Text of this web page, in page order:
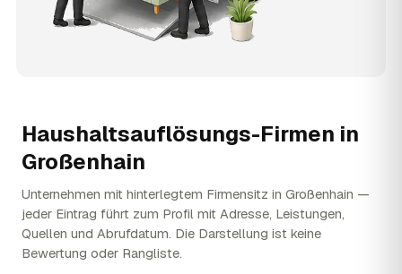
Haushaltsauflösungs-Firmen in
Großenhain
Unternehmen mit hinterlegtem Firmensitz in Großenhain —
jeder Eintrag führt zum Profil mit Adresse, Leistungen,
Quellen und Abrufdatum. Die Darstellung ist keine
Bewertung oder Rangliste.